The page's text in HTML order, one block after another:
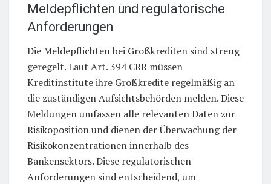
Meldepflichten und regulatorische
Anforderungen
Die Meldepflichten bei Großkrediten sind streng
geregelt. Laut Art. 394 CRR müssen
Kreditinstitute ihre Großkredite regelmäßig an
die zuständigen Aufsichtsbehörden melden. Diese
Meldungen umfassen alle relevanten Daten zur
Risikoposition und dienen der Überwachung der
Risikokonzentrationen innerhalb des
Bankensektors. Diese regulatorischen
Anforderungen sind entscheidend, um